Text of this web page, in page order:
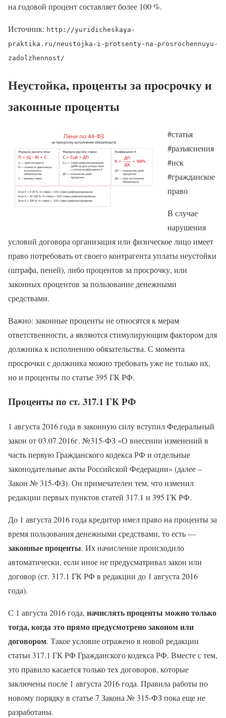
на годовой процент составляет более 100 %.
Источник: http://yuridicheskaya-
praktika.ru/neustojka-i-protsenty-na-prosrochennuyu-
zadolzhennost/
Неустойка, проценты за просрочку и
законные проценты
#статья
#разъяснения
#иск
#гражданское
право
В случае
нарушения
условий договора организация или физическое лицо имеет
право потребовать от своего контрагента уплаты неустойки
(штрафа, пеней), либо процентов за просрочку, или
законных процентов за пользование денежными
средствами.
Важно: законные проценты не относятся к мерам
ответственности, а являются стимулирующим фактором для
должника к исполнению обязательства. С момента
просрочки с должника можно требовать уже не только их,
но и проценты по статье 395 ГК РФ.
Проценты по ст. 317.1 ГК РФ
1 августа 2016 года в законную силу вступил Федеральный
закон от 03.07.2016г. №315-ФЗ «О внесении изменений в
часть первую Гражданского кодекса РФ и отдельные
законодательные акты Российской Федерации» (далее –
Закон № 315-ФЗ). Он примечателен тем, что изменил
редакции первых пунктов статей 317.1 и 395 ГК РФ.
До 1 августа 2016 года кредитор имел право на проценты за
время пользования денежными средствами, то есть —
законные проценты. Их начисление происходило
автоматически, если иное не предусматривал закон или
договор (ст. 317.1 ГК РФ в редакции до 1 августа 2016
года).
С 1 августа 2016 года, начислять проценты можно только
тогда, когда это прямо предусмотрено законом или
договором. Такое условие отражено в новой редакции
статьи 317.1 ГК РФ Гражданского кодекса РФ. Вместе с тем,
это правило касается только тех договоров, которые
заключены после 1 августа 2016 года. Правила работы по
новому порядку в статье 7 Закона № 315-ФЗ пока еще не
разработаны.